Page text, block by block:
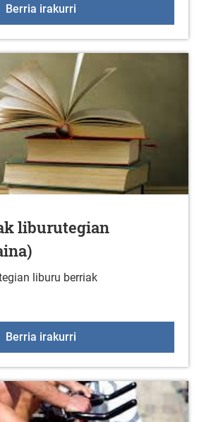
Berria irakurri
liburutegian
liburu berriak
Berria irakurri